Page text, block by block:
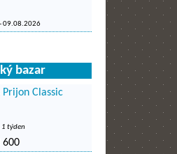
-09.08.2026
bazar
Prijon Classic
1 týden
600